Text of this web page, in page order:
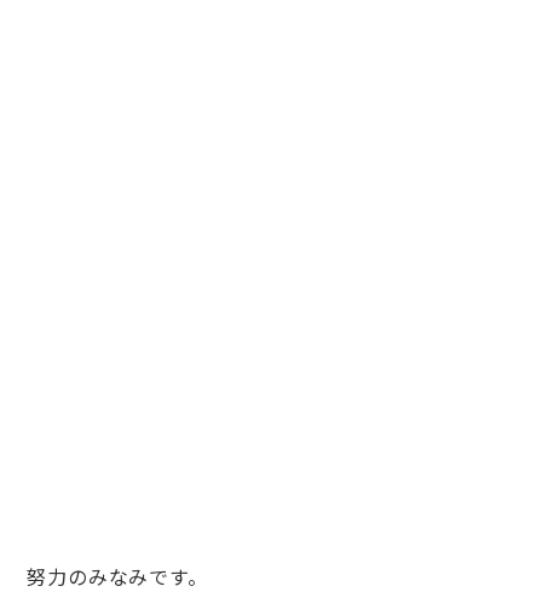
努力のみなみです。